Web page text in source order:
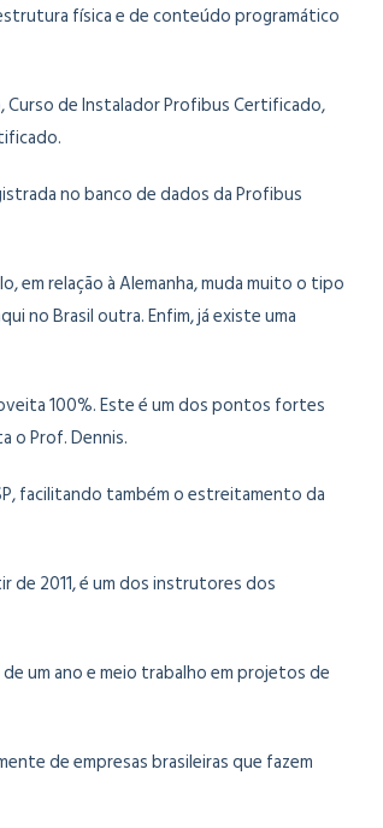
física e de conteúdo programático
de Instalador Profibus Certificado,
no banco de dados da Profibus
em relação à Alemanha, muda muito o tipo
no Brasil outra. Enfim, já existe uma
100%. Este é um dos pontos fortes
o Prof. Dennis.
facilitando também o estreitamento da
de 2011, é um dos instrutores dos
um ano e meio trabalho em projetos de
de empresas brasileiras que fazem